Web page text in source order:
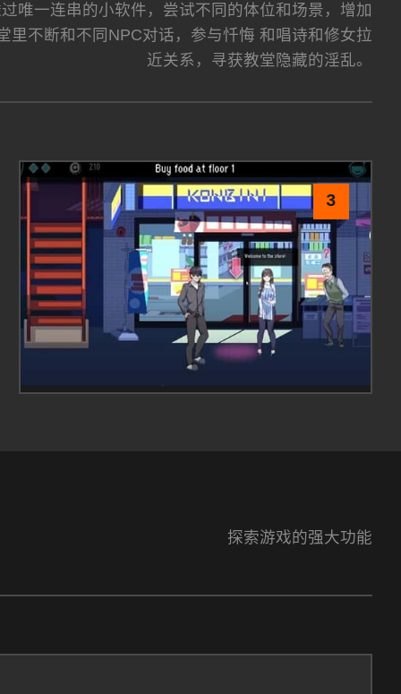
唯一连串的小软件，尝试不同的体位和场景，增加
不断和不同NPC对话，参与忏悔 和唱诗和修女拉
近关系，寻获教堂隐藏的淫乱。
3
探索游戏的强大功能